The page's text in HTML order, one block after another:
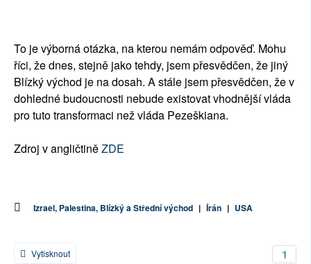
To je výborná otázka, na kterou nemám odpověď. Mohu
říci, že dnes, stejně jako tehdy, jsem přesvědčen, že jiný
Blízký východ je na dosah. A stále jsem přesvědčen, že v
dohledné budoucnosti nebude existovat vhodnější vláda
pro tuto transformaci než vláda Pezeškiana.
Zdroj v angličtiněZDE
Izrael, Palestina, Blízký a Střední východ | Írán | USA
1
Vytisknout